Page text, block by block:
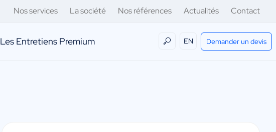
Nos services La société Nos références Actualités Contact
Les Entretiens Premium EN Demander un devis